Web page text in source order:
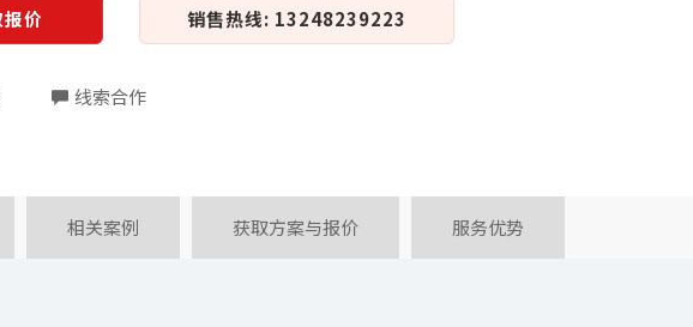
价 销售热线: 13248239223
线索合作
相关案例 获取方案与报价 服务优势